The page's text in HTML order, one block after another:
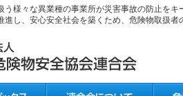
う様々な異業種の事業所が災害事故の防止を
進し、安心安全社会を築くため、危険物取扱